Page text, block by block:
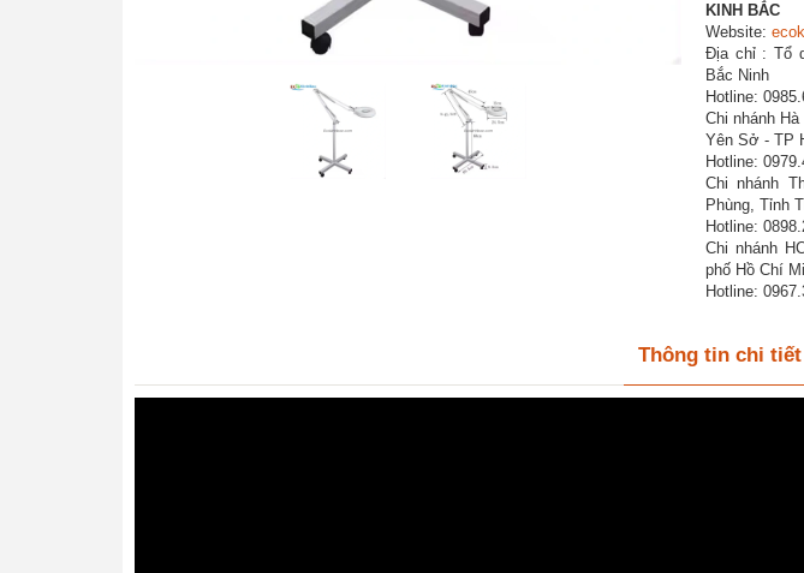
KINH BẮC
Website:
Địa chỉ : Tổ
Bắc Ninh
Hotline:
Chi nhánh
Yên Sở - TP
Hotline:
Chi nhánh
Phùng, Tỉnh
Hotline:
Chi nhánh
phố Hồ Chí
Hotline:
Thông tin chi tiết